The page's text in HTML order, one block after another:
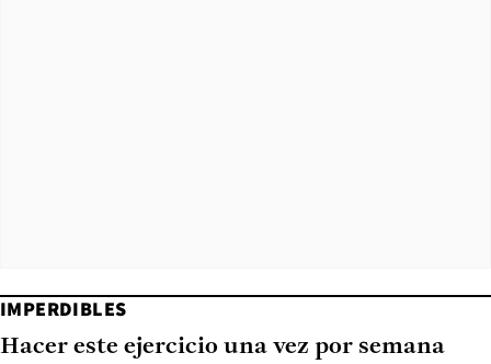
IMPERDIBLES
Hacer este ejercicio una vez por semana